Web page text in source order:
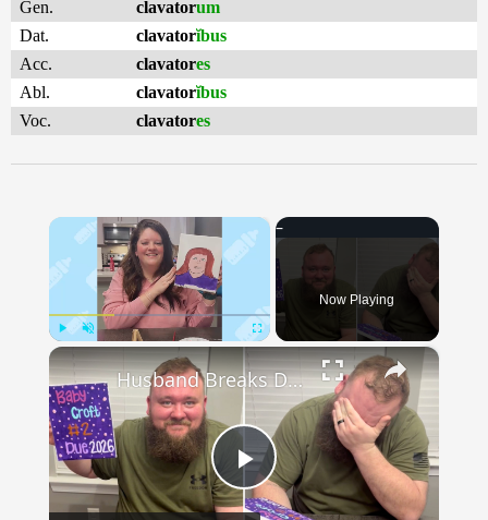
Gen.
clavatorum
Dat.
clavatorĭbus
Acc.
clavatores
Abl.
clavatorĭbus
Voc.
clavatores
×
Now Playing
×
Play
Husband Breaks Down When Wife Paints Pregnancy Reveal